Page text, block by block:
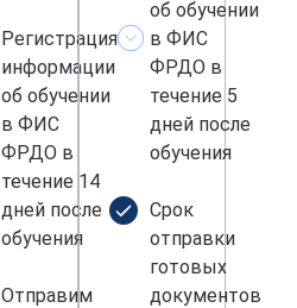
Регистрация
информации
об обучении
в ФИС
ФРДО в
течение 14
дней после
обучения
Отправим
об обучении
в ФИС
ФРДО в
течение 5
дней после
обучения
Срок
отправки
готовых
документов